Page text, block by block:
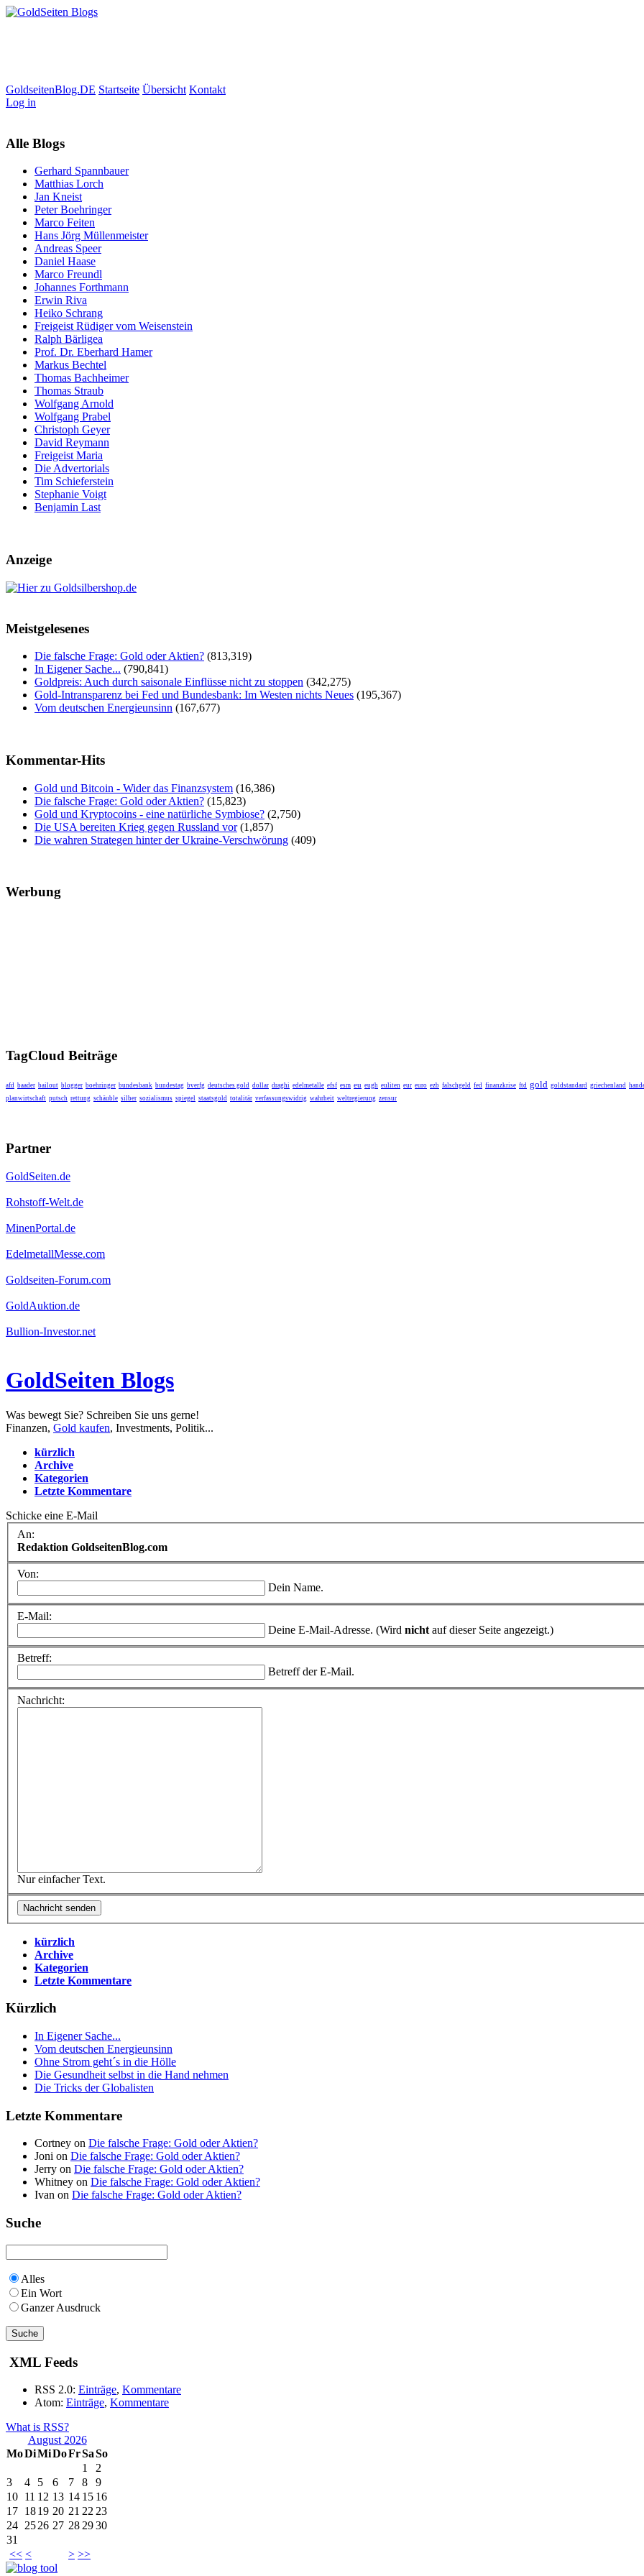
GoldseitenBlog.DE Startseite Übersicht Kontakt
Log in
Alle Blogs
Gerhard Spannbauer
Matthias Lorch
Jan Kneist
Peter Boehringer
Marco Feiten
Hans Jörg Müllenmeister
Andreas Speer
Daniel Haase
Marco Freundl
Johannes Forthmann
Erwin Riva
Heiko Schrang
Freigeist Rüdiger vom Weisenstein
Ralph Bärligea
Prof. Dr. Eberhard Hamer
Markus Bechtel
Thomas Bachheimer
Thomas Straub
Wolfgang Arnold
Wolfgang Prabel
Christoph Geyer
David Reymann
Freigeist Maria
Die Advertorials
Tim Schieferstein
Stephanie Voigt
Benjamin Last
Anzeige
Meistgelesenes
Die falsche Frage: Gold oder Aktien? (813,319)
In Eigener Sache... (790,841)
Goldpreis: Auch durch saisonale Einflüsse nicht zu stoppen (342,275)
Gold-Intransparenz bei Fed und Bundesbank: Im Westen nichts Neues (195,367)
Vom deutschen Energieunsinn (167,677)
Kommentar-Hits
Gold und Bitcoin - Wider das Finanzsystem (16,386)
Die falsche Frage: Gold oder Aktien? (15,823)
Gold und Kryptocoins - eine natürliche Symbiose? (2,750)
Die USA bereiten Krieg gegen Russland vor (1,857)
Die wahren Strategen hinter der Ukraine-Verschwörung (409)
Werbung
TagCloud Beiträge
afd baader bailout blogger boehringer bundesbank bundestag bverfg deutsches gold dollar draghi edelmetalle efsf esm eu eugh euliten eur euro ezb falschgeld fed finanzkrise ftd gold goldstandard griechenland
planwirtschaft putsch rettung schäuble silber sozialismus spiegel staatsgold totalitär verfassungswidrig wahrheit weltregierung zensur
Partner
GoldSeiten.de
Rohstoff-Welt.de
MinenPortal.de
EdelmetallMesse.com
Goldseiten-Forum.com
GoldAuktion.de
Bullion-Investor.net
GoldSeiten Blogs
Was bewegt Sie? Schreiben Sie uns gerne!
Finanzen, Gold kaufen, Investments, Politik...
kürzlich
Archive
Kategorien
Letzte Kommentare
Schicke eine E-Mail
An:
Redaktion GoldseitenBlog.com
Von:
Dein Name.
E-Mail:
Deine E-Mail-Adresse. (Wird nicht auf dieser Seite angezeigt.)
Betreff:
Betreff der E-Mail.
Nachricht:
Nur einfacher Text.
kürzlich
Archive
Kategorien
Letzte Kommentare
Kürzlich
In Eigener Sache...
Vom deutschen Energieunsinn
Ohne Strom geht´s in die Hölle
Die Gesundheit selbst in die Hand nehmen
Die Tricks der Globalisten
Letzte Kommentare
Cortney on Die falsche Frage: Gold oder Aktien?
Joni on Die falsche Frage: Gold oder Aktien?
Jerry on Die falsche Frage: Gold oder Aktien?
Whitney on Die falsche Frage: Gold oder Aktien?
Ivan on Die falsche Frage: Gold oder Aktien?
Suche
Alles
Ein Wort
Ganzer Ausdruck
XML Feeds
RSS 2.0: Einträge, Kommentare
Atom: Einträge, Kommentare
What is RSS?
August 2026
MoDiMiDoFrSaSo
<< < > >>
1
2
3
4 5 6 7 8
9
10 11 12 13 14 15 16
17 1819 20 21 22 23
24 2526 27 28 2930
31